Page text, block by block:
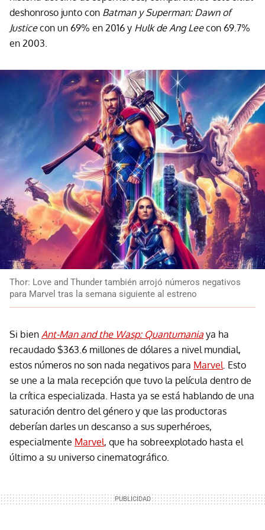
deshonroso junto con Batman y Superman: Dawn of
Justicecon un 69% en 2016 y Hulk de Ang Leecon 69.7%
en 2003.
Thor: Love and Thunder también arrojó números negativos
para Marvel tras la semana siguiente al estreno
Si bien Ant-Man and the Wasp: Quantumania ya ha
recaudado $363.6 millones de dólares a nivel mundial,
estos números no son nada negativos para Marvel. Esto
se une a la mala recepción que tuvo la película dentro de
la crítica especializada. Hasta ya se está hablando de una
saturación dentro del género y que las productoras
deberían darles un descanso a sus superhéroes,
especialmente Marvel, que ha sobreexplotado hasta el
último a su universo cinematográfico.